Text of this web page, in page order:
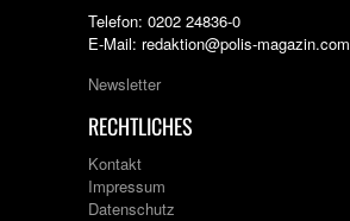
Telefon: 0202 24836-0
E-Mail: redaktion@polis-magazin.com
Newsletter
RECHTLICHES
Kontakt
Impressum
Datenschutz